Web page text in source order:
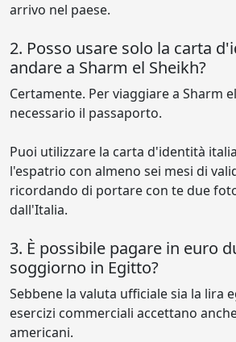
arrivo nel paese.
2. Posso usare solo la carta
andare a Sharm el Sheikh?
Certamente. Per viaggiare a Sharm
necessario il passaporto.
Puoi utilizzare la carta d'identità
l'espatrio con almeno sei mesi di
ricordando di portare con te due
dall'Italia.
3. È possibile pagare in euro
soggiorno in Egitto?
Sebbene la valuta ufficiale sia la lira
esercizi commerciali accettano
americani.